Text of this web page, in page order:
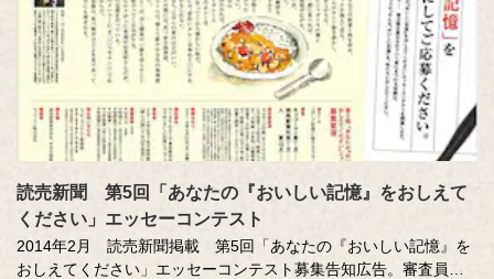
読売新聞 第5回「あなたの『おいしい記憶』をおしえて
ください」エッセーコンテスト
2014年2月 読売新聞掲載 第5回「あなたの『おいしい記憶』を
おしえてください」エッセーコンテスト募集告知広告。審査員寄